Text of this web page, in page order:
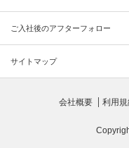
ご入社後のアフターフォロー
サイトマップ
会社概要 利用